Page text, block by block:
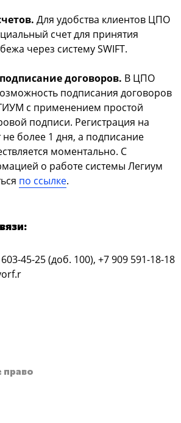
Для удобства клиентов ЦПО
счет для принятия
через систему SWIFT.
договоров. В ЦПО
подписания договоров
с применением простой
подписи. Регистрация на
более 1 дня, а подписание
моментально. С
о работе системы Легиум
по ссылке.
45-25 (доб. 100), +7 909 591-18-18